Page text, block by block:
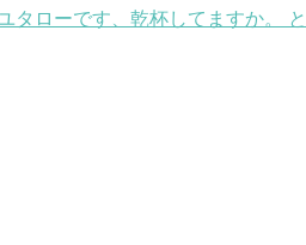
タローです、乾杯してますか。